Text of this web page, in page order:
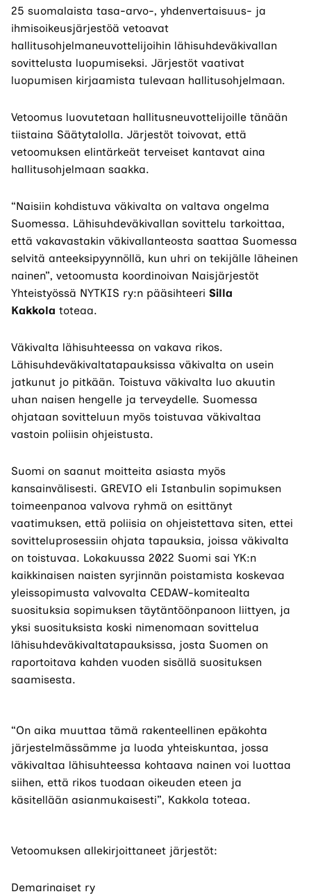
25 suomalaista tasa-arvo-, yhdenvertaisuus- ja
ihmisoikeusjärjestöä vetoavat
hallitusohjelmaneuvottelijoihin lähisuhdeväkivallan
sovittelusta luopumiseksi. Järjestöt vaativat
luopumisen kirjaamista tulevaan hallitusohjelmaan.
Vetoomus luovutetaan hallitusneuvottelijoille tänään
tiistaina Säätytalolla. Järjestöt toivovat, että
vetoomuksen elintärkeät terveiset kantavat aina
hallitusohjelmaan saakka.
“Naisiin kohdistuva väkivalta on valtava ongelma
Suomessa. Lähisuhdeväkivallan sovittelu tarkoittaa,
että vakavastakin väkivallanteosta saattaa Suomessa
selvitä anteeksipyynnöllä, kun uhri on tekijälle läheinen
nainen”, vetoomusta koordinoivan Naisjärjestöt
Yhteistyössä NYTKIS ry:n pääsihteeri Silla
Kakkola toteaa.
Väkivalta lähisuhteessa on vakava rikos.
Lähisuhdeväkivaltatapauksissa väkivalta on usein
jatkunut jo pitkään. Toistuva väkivalta luo akuutin
uhan naisen hengelle ja terveydelle. Suomessa
ohjataan sovitteluun myös toistuvaa väkivaltaa
vastoin poliisin ohjeistusta.
Suomi on saanut moitteita asiasta myös
kansainvälisesti. GREVIO eli Istanbulin sopimuksen
toimeenpanoa valvova ryhmä on esittänyt
vaatimuksen, että poliisia on ohjeistettava siten, ettei
sovitteluprosessiin ohjata tapauksia, joissa väkivalta
on toistuvaa. Lokakuussa 2022 Suomi sai YK:n
kaikkinaisen naisten syrjinnän poistamista koskevaa
yleissopimusta valvovalta CEDAW-komitealta
suosituksia sopimuksen täytäntöönpanoon liittyen, ja
yksi suosituksista koski nimenomaan sovittelua
lähisuhdeväkivaltatapauksissa, josta Suomen on
raportoitava kahden vuoden sisällä suosituksen
saamisesta.
“On aika muuttaa tämä rakenteellinen epäkohta
järjestelmässämme ja luoda yhteiskuntaa, jossa
väkivaltaa lähisuhteessa kohtaava nainen voi luottaa
siihen, että rikos tuodaan oikeuden eteen ja
käsitellään asianmukaisesti”, Kakkola toteaa.
Vetoomuksen allekirjoittaneet järjestöt:
Demarinaiset ry